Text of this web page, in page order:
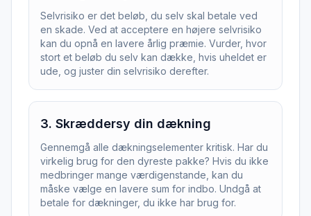
Selvrisiko er det beløb, du selv skal betale ved
en skade. Ved at acceptere en højere selvrisiko
kan du opnå en lavere årlig præmie. Vurder, hvor
stort et beløb du selv kan dække, hvis uheldet er
ude, og juster din selvrisiko derefter.
3. Skræddersy din dækning
Gennemgå alle dækningselementer kritisk. Har du
virkelig brug for den dyreste pakke? Hvis du ikke
medbringer mange værdigenstande, kan du
måske vælge en lavere sum for indbo. Undgå at
betale for dækninger, du ikke har brug for.